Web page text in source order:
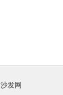
沙发网